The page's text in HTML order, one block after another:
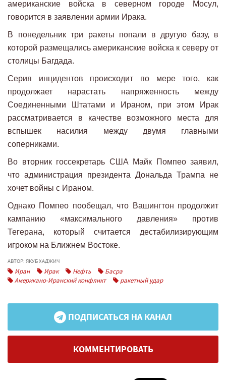
американские войска в северном городе Мосул,
говорится в заявлении армии Ирака.
В понедельник три ракеты попали в другую базу, в
которой размещались американские войска к северу от
столицы Багдада.
Серия инцидентов происходит по мере того, как
продолжает нарастать напряженность между
Соединенными Штатами и Ираном, при этом Ирак
рассматривается в качестве возможного места для
вспышек насилия между двумя главными
соперниками.
Во вторник госсекретарь США Майк Помпео заявил,
что администрация президента Дональда Трампа не
хочет войны с Ираном.
Однако Помпео пообещал, что Вашингтон продолжит
кампанию «максимального давления» против
Тегерана, который считается дестабилизирующим
игроком на Ближнем Востоке.
АВТОР: ЯКУБ ХАДЖИЧ
Иран Ирак Нефть
Басра
Американо-Иранский конфликт
ракетный удар
ПОДПИСАТЬСЯ НА КАНАЛ
КОММЕНТИРОВАТЬ